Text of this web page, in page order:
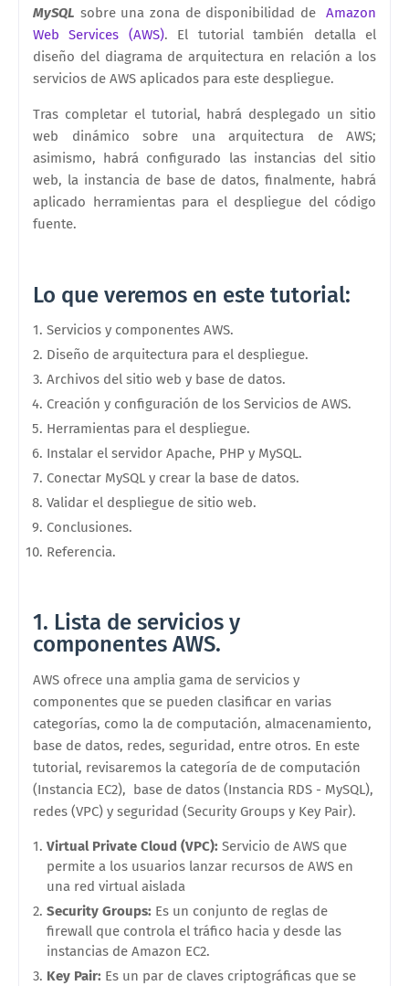
MySQL sobre una zona de disponibilidad de Amazon
Web Services (AWS). El tutorial también detalla el
diseño del diagrama de arquitectura en relación a los
servicios de AWS aplicados para este despliegue.
Tras completar el tutorial, habrá desplegado un sitio
web dinámico sobre una arquitectura de AWS;
asimismo, habrá configurado las instancias del sitio
web, la instancia de base de datos, finalmente, habrá
aplicado herramientas para el despliegue del código
fuente.
Lo que veremos en este tutorial:
Servicios y componentes AWS.
Diseño de arquitectura para el despliegue.
Archivos del sitio web y base de datos.
Creación y configuración de los Servicios de AWS.
Herramientas para el despliegue.
Instalar el servidor Apache, PHP y MySQL.
Conectar MySQL y crear la base de datos.
Validar el despliegue de sitio web.
Conclusiones.
Referencia.
1. Lista de servicios y
componentes AWS.
AWS ofrece una amplia gama de servicios y
componentes que se pueden clasificar en varias
categorías, como la de computación, almacenamiento,
base de datos, redes, seguridad, entre otros. En este
tutorial, revisaremos la categoría de de computación
(Instancia EC2), base de datos (Instancia RDS - MySQL),
redes (VPC) y seguridad (Security Groups y Key Pair).
Virtual Private Cloud (VPC): Servicio de AWS que
permite a los usuarios lanzar recursos de AWS en
una red virtual aislada
Security Groups: Es un conjunto de reglas de
firewall que controla el tráfico hacia y desde las
instancias de Amazon EC2.
Key Pair: Es un par de claves criptográficas que se